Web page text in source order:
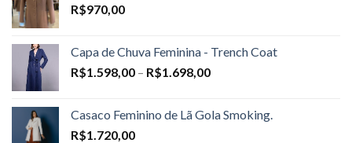
R$970,00
Capa de Chuva Feminina - Trench Coat
R$1.598,00 – R$1.698,00Price
through
Casaco Feminino de Lã Gola Smoking.
R$1.720,00